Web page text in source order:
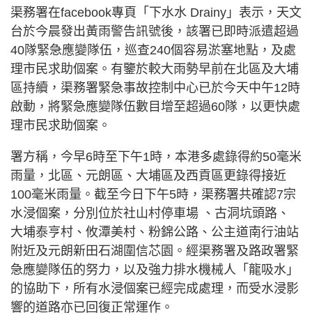
渠務署在facebook專頁「下水水 Drainy」表示，天文
台於今晨發出黃雨警告訊號後，該署已即時派遣超過
40隊緊急應變隊伍，巡查240個容易淤塞地點，及處
理市民求助個案。有鑒於較大雨勢早前在北區及大埔
區持續，渠務署緊急事故控制中心已於今天中午12時
啟動，將緊急應變隊伍數目增至超過60隊，以更快處
理市民求助個案。
署方稱，今早6時至下午1時，本港多處錄得約50毫米
雨量，北區、元朗區、大埔區及西貢區更錄得接近
100毫米雨量。截至今日下午5時，渠務署共確認7宗
水浸個案，分別位於社山村停車場 、古洞坑頭路、
大埔泰亨村、攸潭美村、粉錦公路、公主道南行油站
附近及元朗新田石湖圍信芯園。經渠務署及路政署緊
急應變隊伍的努力，以及強力排水機械人「龍吸水」
的協助下，所有水浸個案已經完成處理，而受水浸影
響的道路亦已回復正常運作。